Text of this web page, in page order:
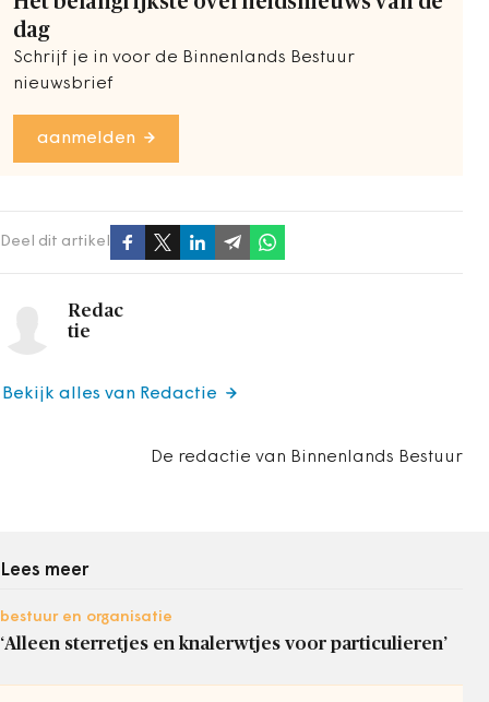
dag
Schrijf je in voor de Binnenlands Bestuur
nieuwsbrief
aanmelden
Deel dit artikel
Redac
tie
De redactie van Binnenlands Bestuur
Bekijk alles van Redactie
Lees meer
bestuur en organisatie
‘Alleen sterretjes en knalerwtjes voor particulieren’